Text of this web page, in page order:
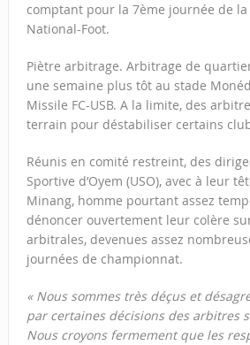
comptant pour la 7ème journée de
National-Foot.
Piètre arbitrage. Arbitrage de
une semaine plus tôt au stade
Missile FC-USB. A la limite, des
terrain pour déstabiliser certains
Réunis en comité restreint, des
Sportive d’Oyem (USO), avec à leur
Minang, homme pourtant assez
dénoncer ouvertement leur colère
arbitrales, devenues assez
journées de championnat.
« Nous sommes très déçus et
par certaines décisions des arbitres
Nous croyons fermement que les